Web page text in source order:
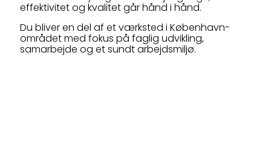
effektivitet og kvalitet går hånd i hånd.
Du bliver en del af et værksted i København-
området med fokus på faglig udvikling,
samarbejde og et sundt arbejdsmiljø.